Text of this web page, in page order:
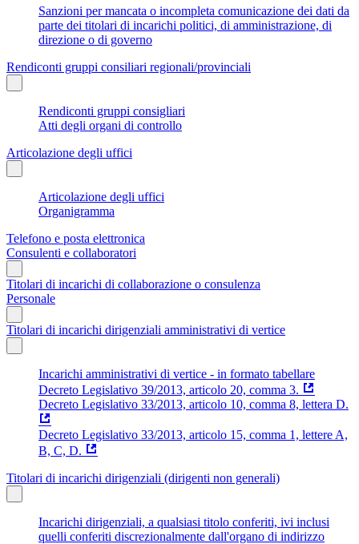
Sanzioni per mancata o incompleta comunicazione dei dati da
parte dei titolari di incarichi politici, di amministrazione, di
direzione o di governo
Rendiconti gruppi consiliari regionali/provinciali
Rendiconti gruppi consigliari
Atti degli organi di controllo
Articolazione degli uffici
Articolazione degli uffici
Organigramma
Telefono e posta elettronica
Consulenti e collaboratori
Titolari di incarichi di collaborazione o consulenza
Personale
Titolari di incarichi dirigenziali amministrativi di vertice
Incarichi amministrativi di vertice - in formato tabellare
Decreto Legislativo 39/2013, articolo 20, comma 3.
Decreto Legislativo 33/2013, articolo 10, comma 8, lettera D.
Decreto Legislativo 33/2013, articolo 15, comma 1, lettere A,
B, C, D.
Titolari di incarichi dirigenziali (dirigenti non generali)
Incarichi dirigenziali, a qualsiasi titolo conferiti, ivi inclusi
quelli conferiti discrezionalmente dall'organo di indirizzo